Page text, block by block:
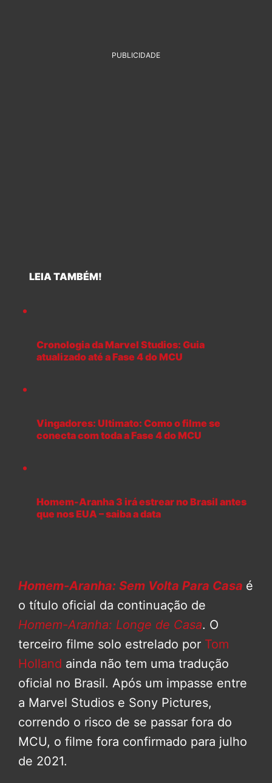
PUBLICIDADE
LEIA TAMBÉM!
Cronologia da Marvel Studios: Guia
atualizado até a Fase 4 do MCU
Vingadores: Ultimato: Como o filme se
conecta com toda a Fase 4 do MCU
Homem-Aranha 3 irá estrear no Brasil antes
que nos EUA – saiba a data
Homem-Aranha: Sem Volta Para Casa é
o título oficial da continuação de
Homem-Aranha: Longe de Casa. O
terceiro filme solo estrelado por Tom
Holland ainda não tem uma tradução
oficial no Brasil. Após um impasse entre
a Marvel Studios e Sony Pictures,
correndo o risco de se passar fora do
MCU, o filme fora confirmado para julho
de 2021.